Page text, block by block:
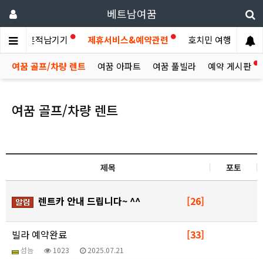
베트남여꿈
기 흔적남기기 제휴서비스&예약관련 호치민 여행후기
여꿈 골프/차량 렌트 여꿈 아파트 여꿈 풀빌라 예약 게시판
여꿈 골프/차량 렌트
제목 포토
[26]
렌트카 안내 드립니다~ ^^
[33]
빌라 예약완료
섬늠 1023 2025.07.21